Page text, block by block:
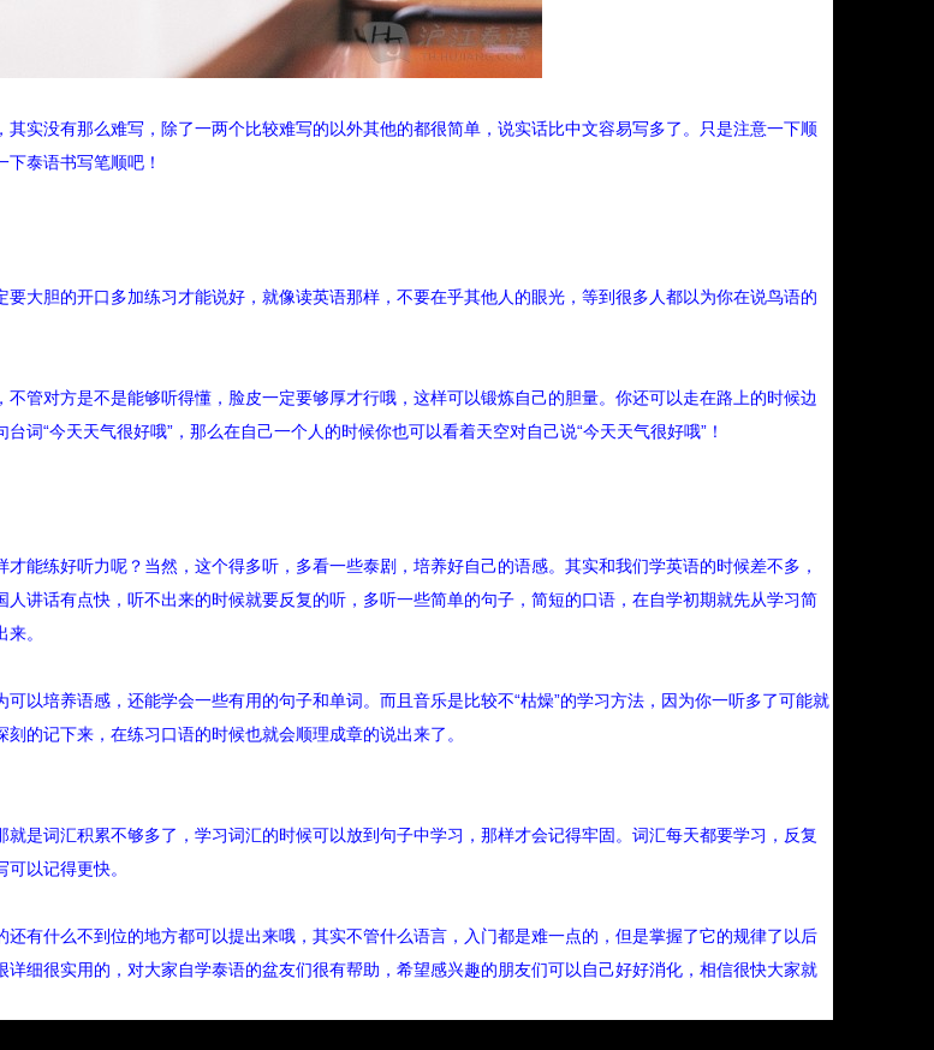
实没有那么难写，除了一两个比较难写的以外其他的都很简单，说实话比中文容易写多了。只是注意一下顺
泰语书写笔顺吧！
大胆的开口多加练习才能说好，就像读英语那样，不要在乎其他人的眼光，等到很多人都以为你在说鸟语的
管对方是不是能够听得懂，脸皮一定要够厚才行哦，这样可以锻炼自己的胆量。你还可以走在路上的时候边
词“今天天气很好哦”，那么在自己一个人的时候你也可以看着天空对自己说“今天天气很好哦”！
能练好听力呢？当然，这个得多听，多看一些泰剧，培养好自己的语感。其实和我们学英语的时候差不多，
讲话有点快，听不出来的时候就要反复的听，多听一些简单的句子，简短的口语，在自学初期就先从学习简
。
以培养语感，还能学会一些有用的句子和单词。而且音乐是比较不“枯燥”的学习方法，因为你一听多了可能就
的记下来，在练习口语的时候也就会顺理成章的说出来了。
是词汇积累不够多了，学习词汇的时候可以放到句子中学习，那样才会记得牢固。词汇每天都要学习，反复
以记得更快。
有什么不到位的地方都可以提出来哦，其实不管什么语言，入门都是难一点的，但是掌握了它的规律了以后
细很实用的，对大家自学泰语的盆友们很有帮助，希望感兴趣的朋友们可以自己好好消化，相信很快大家就